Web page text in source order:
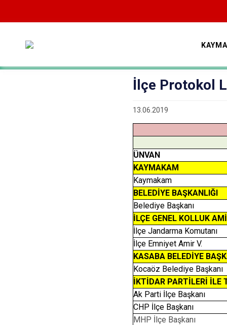
İlçe Protokol
13.06.2019
ÜNVAN
KAYMAKAM
Kaymakam
BELEDİYE BAŞKANLIĞI
Belediye Başkanı
İLÇE GENEL KOLLUK
İlçe Jandarma Komutanı
İlçe Emniyet Amir V.
KASABA BELEDİYE
Kocaöz Belediye Başkanı
İKTİDAR PARTİLERİ İLE
Ak Parti İlçe Başkanı
CHP İlçe Başkanı
MHP İlçe Başkanı